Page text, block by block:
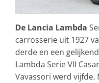
De Lancia Lambda
carrosserie uit 1927
derde en een
Lambda Serie VII
Vavassori werd